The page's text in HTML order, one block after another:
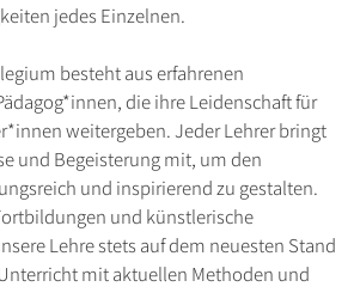
jedes Einzelnen.
besteht aus erfahrenen
die ihre Leidenschaft für
weitergeben. Jeder Lehrer bringt
und Begeisterung mit, um den
und inspirierend zu gestalten.
und künstlerische
Lehre stets auf dem neuesten Stand
mit aktuellen Methoden und